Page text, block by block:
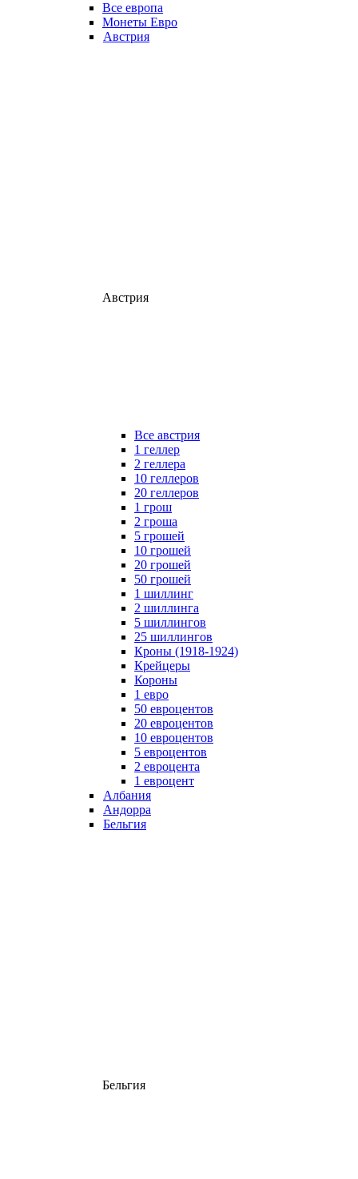
Все европа
Монеты Евро
Австрия
Австрия
Все австрия
1 геллер
2 геллера
10 геллеров
20 геллеров
1 грош
2 гроша
5 грошей
10 грошей
20 грошей
50 грошей
1 шиллинг
2 шиллинга
5 шиллингов
25 шиллингов
Кроны (1918-1924)
Крейцеры
Короны
1 евро
50 евроцентов
20 евроцентов
10 евроцентов
5 евроцентов
2 евроцента
1 евроцент
Албания
Андорра
Бельгия
Бельгия